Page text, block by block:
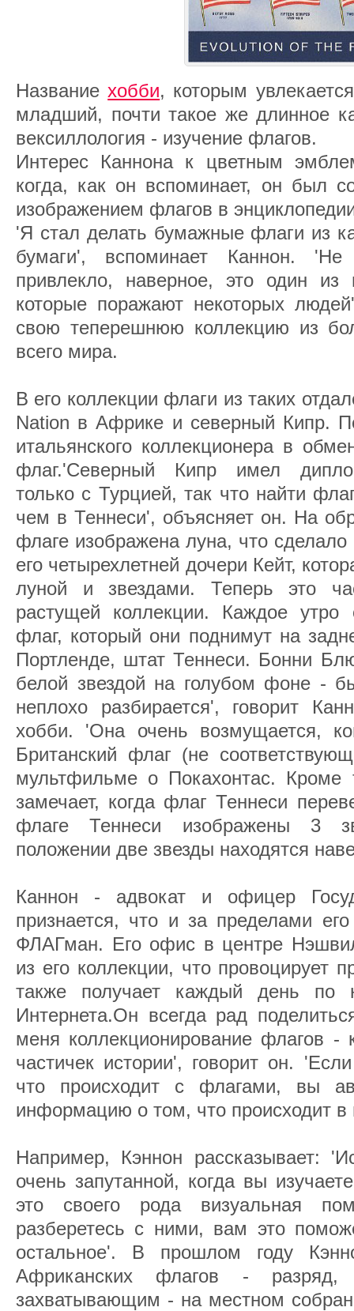
Названиехобби, которым
младший, почти такое же длинное
вексиллология - изучение флагов.
Интерес Каннона к цветным
когда, как он вспоминает, он был
изображением флагов в
'Я стал делать бумажные флаги из
бумаги', вспоминает Каннон.
привлекло, наверное, это один из
которые поражают некоторых
свою теперешнюю коллекцию из
всего мира.
В его коллекции флаги из таких
Nation в Африке и северный Кипр.
итальянского коллекционера в
флаг.'Северный Кипр имел
только с Турцией, так что найти
чем в Теннеси', объясняет он. На
флаге изображена луна, что
его четырехлетней дочери Кейт,
луной и звездами. Теперь это
растущей коллекции. Каждое
флаг, который они поднимут на
Портленде, штат Теннеси. Бонни
белой звездой на голубом фоне -
неплохо разбирается', говорит
хобби. 'Она очень возмущается,
Британский флаг (не
мультфильме о Покахонтас. Кроме
замечает, когда флаг Теннеси
флаге Теннеси изображены 3
положении две звезды находятся
Каннон - адвокат и офицер
признается, что и за пределами
ФЛАГман. Его офис в центре
из его коллекции, что провоцирует
также получает каждый день по
Интернета.Он всегда рад
меня коллекционирование флагов -
частичек истории', говорит он.
что происходит с флагами, вы
информацию о том, что происходит
Например, Кэннон рассказывает:
очень запутанной, когда вы
это своего рода визуальная
разберетесь с ними, вам это
остальное'. В прошлом году
Африканских флагов - разряд,
захватывающим - на местном